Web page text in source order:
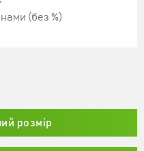
(без %)
розмір